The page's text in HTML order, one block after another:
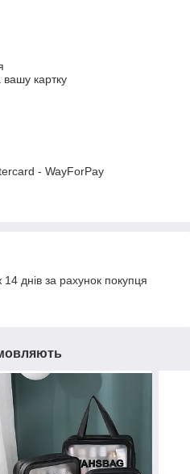
вашу картку
- WayForPay
днів за рахунок покупця